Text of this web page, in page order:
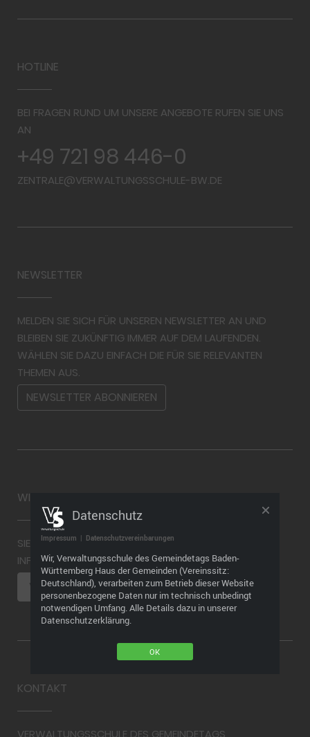
HOTLINE
BEI FRAGEN RUND UM UNSERE ANGEBOTE RUFEN SIE UNS
AN
+49 721 98 446-0
ZENTRALE@VERWALTUNGSSCHULE-BW.DE
NEWSLETTER
MELDEN SIE SICH FÜR UNSEREN NEWSLETTER AN UND
BLEIBEN SIE ZUKÜNFTIG IMMER AUF DEM LAUFENDEN.
WÄHLEN SIE DAZU EINFACH DIE FÜR SIE RELEVANTEN
THEMEN AUS.
NEWSLETTER ABONNIEREN
WIDERRUF
SIE MÖCHTEN EINEN WIDERRUF ABGEBEN? WEITERE
INFORMATIONEN FINDEN SIE HIER
VERTRAG WIDERRUFEN
KONTAKT
VERWALTUNGSSCHULE DES GEMEINDETAGS
Datenschutz
Impressum | Datenschutzvereinbarungen
Wir, Verwaltungsschule des Gemeindetags Baden-
Württemberg Haus der Gemeinden (Vereinssitz:
Deutschland), verarbeiten zum Betrieb dieser Website
personenbezogene Daten nur im technisch unbedingt
notwendigen Umfang. Alle Details dazu in unserer
Datenschutzerklärung.
OK